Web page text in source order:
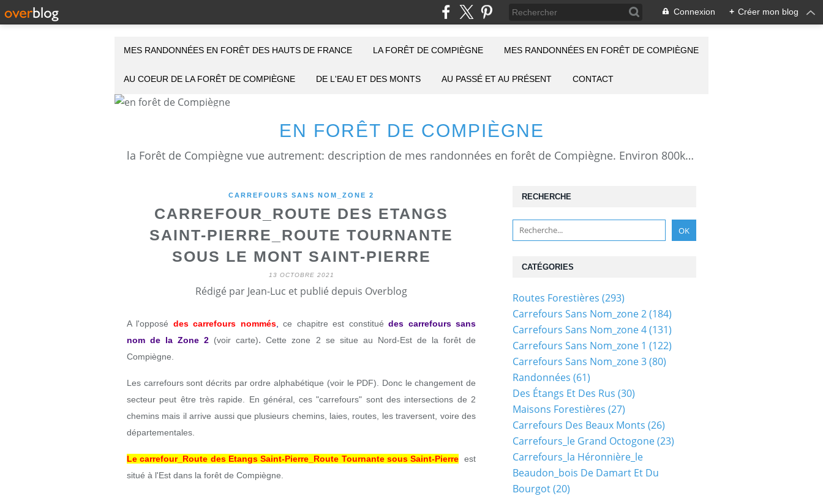
Connexion + Créer mon blog
EN FORÊT DE COMPIÈGNE
la Forêt de Compiègne vue autrement: description de mes randonnées en forêt de Compiègne. Environ 800km de randos et 25000 photos pour montrer cette forêt magnifique et ses particularités: les lieux atypiques comme la Grotte des Ramoneurs, la Pierre Torniche... Mais aussi les 313 carrefours nommés, plus de 100 routes forestières, les étangs, les Rus, des villages et hameaux ...
MES RANDONNÉES EN FORÊT DES HAUTS DE FRANCE LA FORÊT DE COMPIÈGNE MES RANDONNÉES EN FORÊT DE COMPIÈGNE
AU COEUR DE LA FORÊT DE COMPIÈGNE DE L'EAU ET DES MONTS AU PASSÉ ET AU PRÉSENT CONTACT
CARREFOURS SANS NOM_ZONE 2
CARREFOUR_ROUTE DES ETANGS
SAINT-PIERRE_ROUTE TOURNANTE
SOUS LE MONT SAINT-PIERRE
13 OCTOBRE 2021
Rédigé par Jean-Luc et publié depuis Overblog
A l'opposé des carrefours nommés, ce chapitre est constituédes carrefours sans
nom de la Zone 2 (voir carte).Cette zone 2 se situe au Nord-Est de la forêt de
Compiègne.
Les carrefours sont décrits par ordre alphabétique (voir le PDF). Donc le changement de
secteur peut être très rapide. En général, ces "carrefours" sont des intersections de 2
chemins mais il arrive aussi que plusieurs chemins, laies, routes, les traversent, voire des
départementales.
Le carrefour_Route des Etangs Saint-Pierre_Route Tournante sous Saint-Pierre est
situé à l'Est dans la forêt de Compiègne.
RECHERCHE
CATÉGORIES
Routes Forestières (293)
Carrefours Sans Nom_zone 2(184)
Carrefours Sans Nom_zone 4(131)
Carrefours Sans Nom_zone 1 (122)
Carrefours Sans Nom_zone 3(80)
Randonnées (61)
Des Étangs Et Des Rus (30)
Maisons Forestières (27)
Carrefours Des Beaux Monts (26)
Carrefours_le Grand Octogone(23)
Carrefours_la Héronnière_le
Beaudon_bois De Damart Et Du
Bourgot(20)